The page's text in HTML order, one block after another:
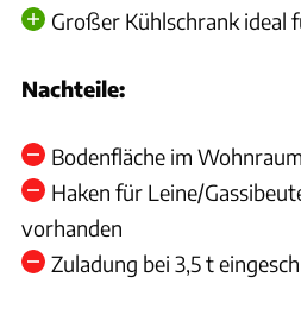
Großer Kühlschrank ideal
Nachteile:
Bodenfläche im
Haken für Leine/
vorhanden
Zuladung bei 3,5 t